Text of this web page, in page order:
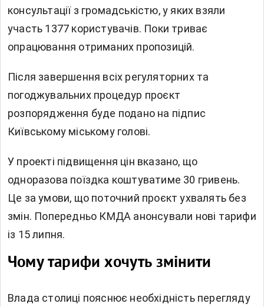
консультації з громадськістю, у яких взяли
участь 1377 користувачів. Поки триває
опрацювання отриманих пропозицій.
Після завершення всіх регуляторних та
погоджувальних процедур проєкт
розпорядження буде подано на підпис
Київському міському голові.
У проекті підвищення цін вказано, що
одноразова поїздка коштуватиме 30 гривень.
Це за умови, що поточний проєкт ухвалять без
змін. Попередньо КМДА анонсували нові тарифи
із 15 липня.
Чому тарифи хочуть змінити
Влада столиці пояснює необхідність перегляду